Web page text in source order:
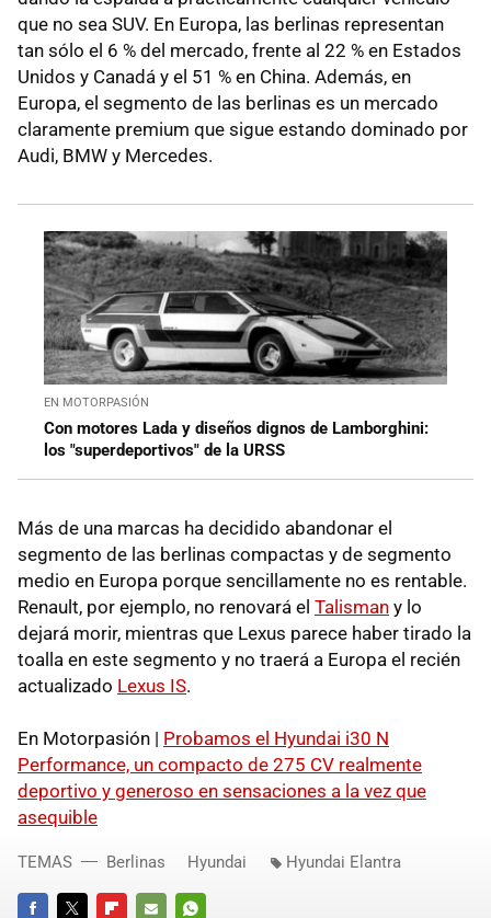
que no sea SUV. En Europa, las berlinas representan
tan sólo el 6 % del mercado, frente al 22 % en Estados
Unidos y Canadá y el 51 % en China. Además, en
Europa, el segmento de las berlinas es un mercado
claramente premium que sigue estando dominado por
Audi, BMW y Mercedes.
EN MOTORPASIÓN
Con motores Lada y diseños dignos de Lamborghini:
los "superdeportivos" de la URSS
Más de una marcas ha decidido abandonar el
segmento de las berlinas compactas y de segmento
medio en Europa porque sencillamente no es rentable.
Renault, por ejemplo, no renovará el Talisman y lo
dejará morir, mientras que Lexus parece haber tirado la
toalla en este segmento y no traerá a Europa el recién
actualizado Lexus IS.
En Motorpasión | Probamos el Hyundai i30 N
Performance, un compacto de 275 CV realmente
deportivo y generoso en sensaciones a la vez que
asequible
TEMAS Berlinas Hyundai Hyundai Elantra